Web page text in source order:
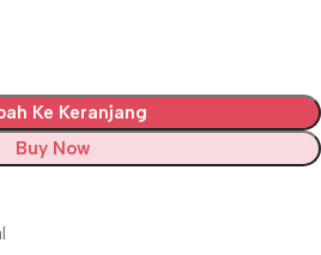
Ke Keranjang
Buy Now